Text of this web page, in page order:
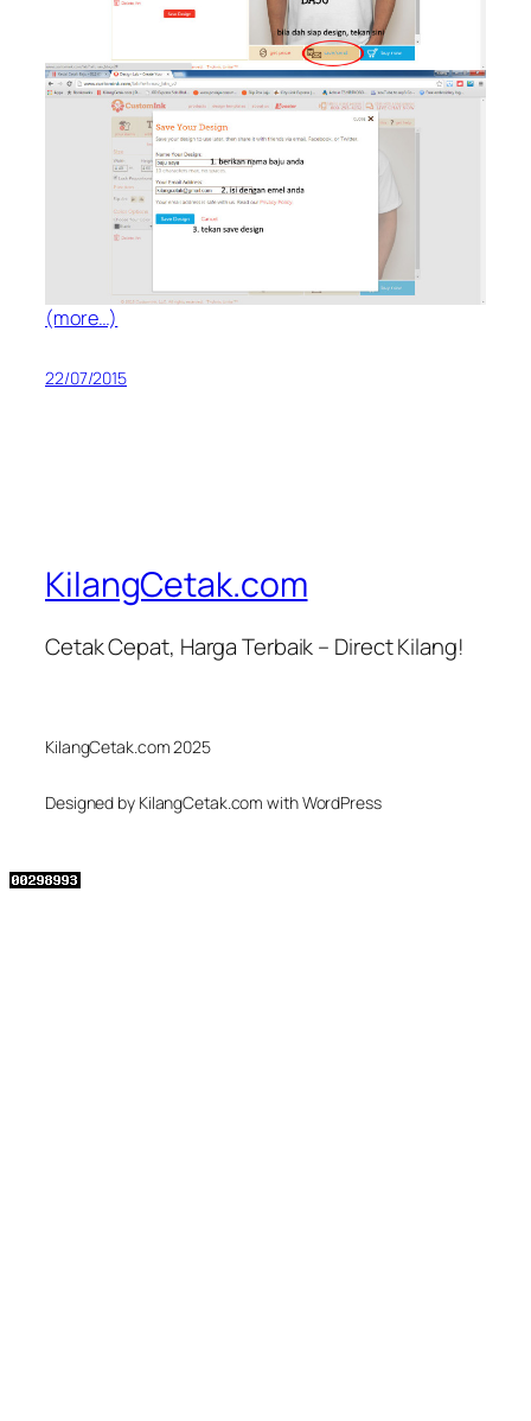
(more…)
22/07/2015
KilangCetak.com
Cetak Cepat, Harga Terbaik – Direct Kilang!
KilangCetak.com 2025
Designed by KilangCetak.com with WordPress